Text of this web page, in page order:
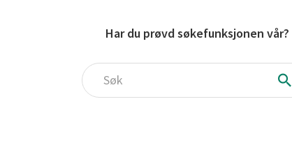
Har du prøvd søkefunksjonen vår?
Søk